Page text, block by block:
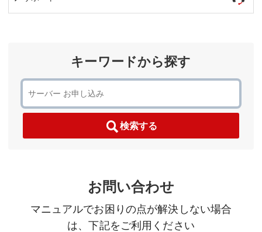
キーワードから探す
検索する
お問い合わせ
マニュアルでお困りの点が解決しない場合
は、下記をご利用ください